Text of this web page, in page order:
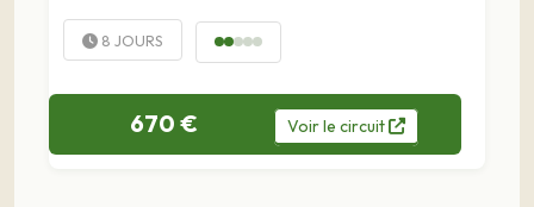
8 JOURS
670 € Voirle circuit